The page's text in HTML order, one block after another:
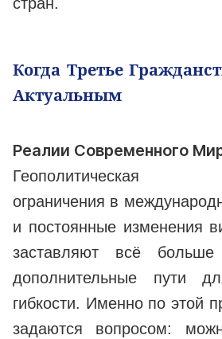
Когда Третье
Актуальным
Реалии Современного
Геополитическая
ограничения в
и постоянные изменения
заставляют всё
дополнительные пути
гибкости. Именно по этой
задаются вопросом: